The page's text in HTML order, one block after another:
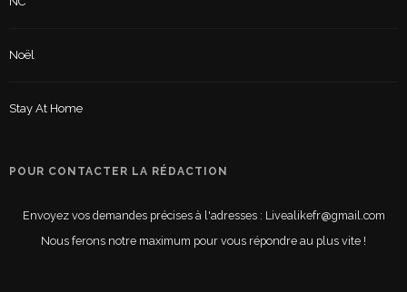
Noël
Stay At Home
POUR CONTACTER LA RÉDACTION
Envoyez vos demandes précises à l'adresses : Livealikefr@gmail.com
Nous ferons notre maximum pour vous répondre au plus vite !